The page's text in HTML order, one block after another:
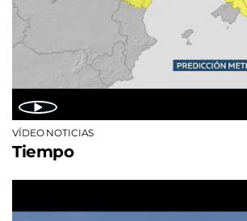
VÍDEO NOTICIAS
Tiempo